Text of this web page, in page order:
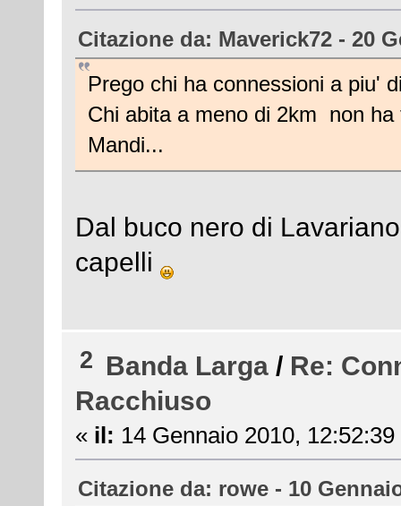
Citazione da: Maverick72 - 20
Prego chi ha connessioni a piu'
Chi abita a meno di 2km non
Mandi...
Dal buco nero di
capelli
2 Banda Larga / Re:
Racchiuso
« il: 14 Gennaio 2010, 12:52:39
Citazione da: rowe - 10